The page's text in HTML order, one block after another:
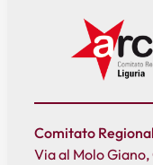
Comitato
Via al Molo Giano,